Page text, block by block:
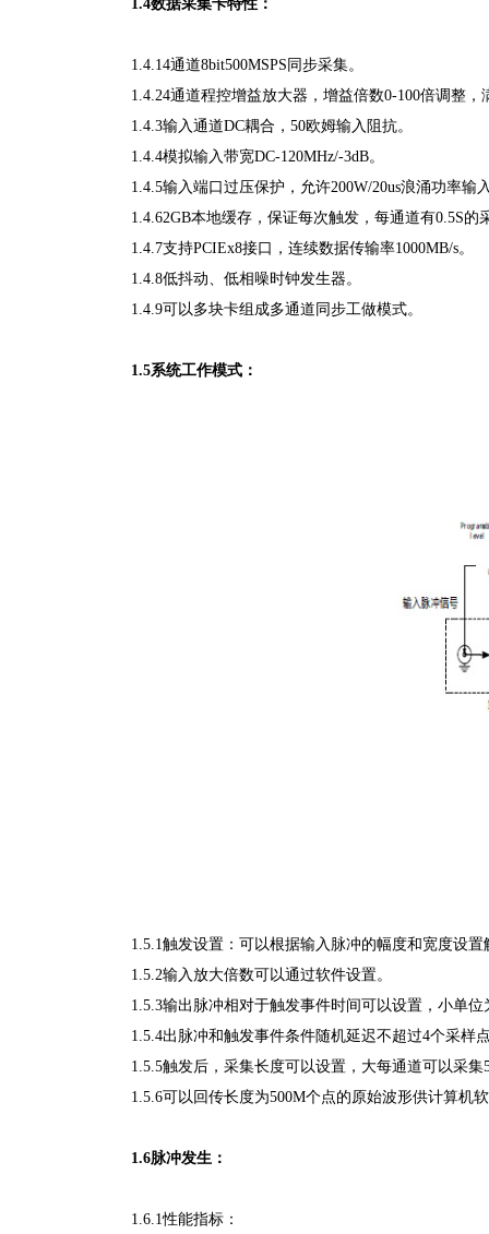
1.4数据采集卡特性：
1.4.14通道8bit500MSPS同步采集。
1.4.24通道程控增益放大器，增益倍数0-100倍调整，
1.4.3输入通道DC耦合，50欧姆输入阻抗。
1.4.4模拟输入带宽DC-120MHz/-3dB。
1.4.5输入端口过压保护，允许200W/20us浪涌功率输
1.4.62GB本地缓存，保证每次触发，每通道有0.5S的
1.4.7支持PCIEx8接口，连续数据传输率1000MB/s。
1.4.8低抖动、低相噪时钟发生器。
1.4.9可以多块卡组成多通道同步工做模式。
1.5系统工作模式：
1.5.1触发设置：可以根据输入脉冲的幅度和宽度设置
1.5.2输入放大倍数可以通过软件设置。
1.5.3输出脉冲相对于触发事件时间可以设置，小单位
1.5.4出脉冲和触发事件条件随机延迟不超过4个采样
1.5.5触发后，采集长度可以设置，大每通道可以采集
1.5.6可以回传长度为500M个点的原始波形供计算机
1.6脉冲发生：
1.6.1性能指标：